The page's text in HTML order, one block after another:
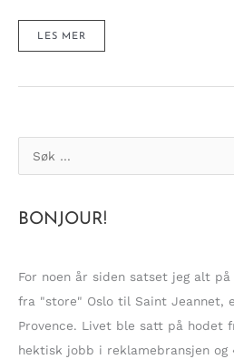
GI
SELV
GODT
LES MER
ø
e
t
e
r
:
BONJOUR!
For noen år siden satset jeg alt
fra "store" Oslo til Saint Jeannet,
Provence. Livet ble satt på hodet
hektisk jobb i reklamebransjen og